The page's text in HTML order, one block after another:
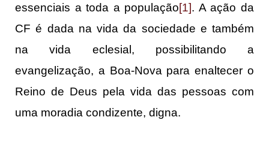
essenciais a toda a população[1]. A ação da
CF é dada na vida da sociedade e também
na vida eclesial, possibilitando a
evangelização, a Boa-Nova para enaltecer o
Reino de Deus pela vida das pessoas com
uma moradia condizente, digna.